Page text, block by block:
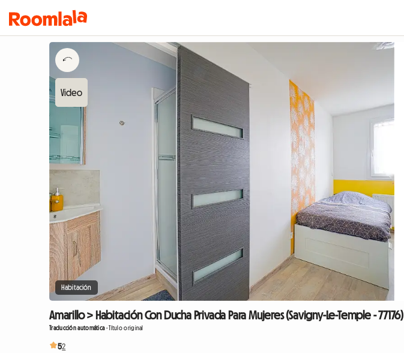
Habitación
Amarillo > Habitación Con Ducha Privada Para Mujeres (Savigny-Le-Temple - 77176)
Traducción automática-Título original
52